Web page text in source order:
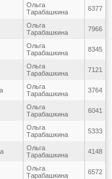
Ольга
Тарабашкина
6377
Ольга
Тарабашкина
7966
Ольга
Тарабашкина
8345
Ольга
Тарабашкина
7121
Ольга
Тарабашкина
3764
Ольга
Тарабашкина
6041
Ольга
Тарабашкина
5333
Ольга
Тарабашкина
4148
Ольга
Тарабашкина
6572